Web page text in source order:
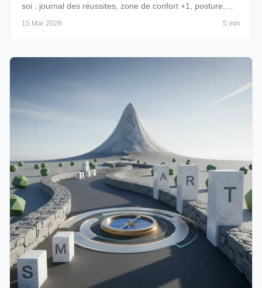
soi : journal des réussites, zone de confort +1, posture,
15 Mar 2026 5 min